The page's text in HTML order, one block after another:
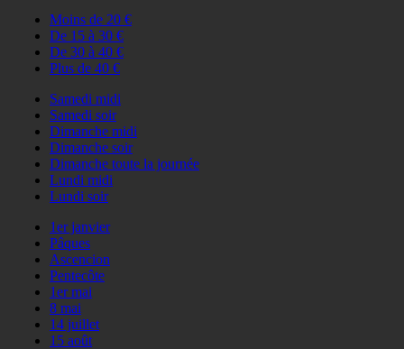
Moins de 20 €
De 15 à 30 €
De 30 à 40 €
Plus de 40 €
Samedi midi
Samedi soir
Dimanche midi
Dimanche soir
Dimanche toute la journée
Lundi midi
Lundi soir
1er janvier
Pâques
Ascencion
Pentecôte
1er mai
8 mai
14 juillet
15 août